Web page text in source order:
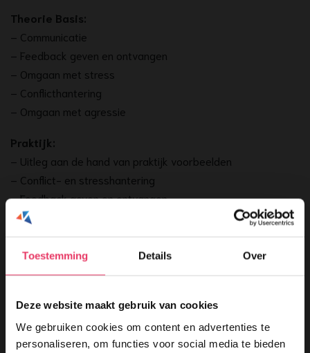
Toestemming Details Over
Deze website maakt gebruik van cookies
We gebruiken cookies om content en advertenties te
personaliseren, om functies voor social media te bieden
Theorie Basis:
– Communicatie
– Feedback geven en ontvangen
– Omgaan met stress
– Conflicthantering
– Omgaan met agressie
Praktijk:
– Uitleg aan de hand van praktijk voorbeelden
– Conflict- en stresshantering
– Feedback geven en ontvangen
– Omgaan met agressie
Voor deze opleiding heeft u geen specifieke vooropleiding
Sociale veiligheid en omgaan met agressie.